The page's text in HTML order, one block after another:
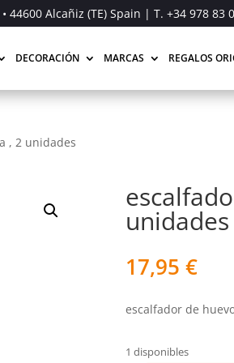
44600 Alcañiz (TE) Spain | T. +34 978 83
DECORACIÓN MARCAS REGALOS
, 2 unidades
unidades
17,95 €
escalfador de
1 disponibles